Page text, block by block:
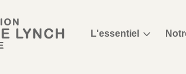
L'essentiel 3